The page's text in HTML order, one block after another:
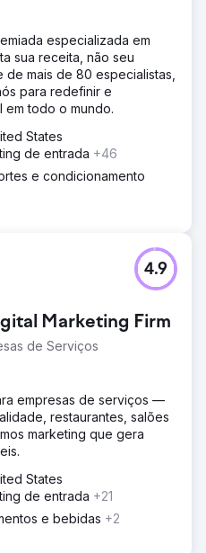
de receita de
para $ 24 milhões em um
vendas melhorou
7% para 15%. Iniciativas
cliente levaram a mais
da empresa. As melhorias
para o sucesso contínuo
estabelecendo novos
e satisfação do
especializada em
sua receita, não seu
mais de 80 especialistas,
para redefinir e
em todo o mundo.
States
de entrada +46
e condicionamento
Marketing Firm
de Serviços
4.9
empresas de serviços —
restaurantes, salões
marketing que gera
States
de entrada +21
e bebidas +2